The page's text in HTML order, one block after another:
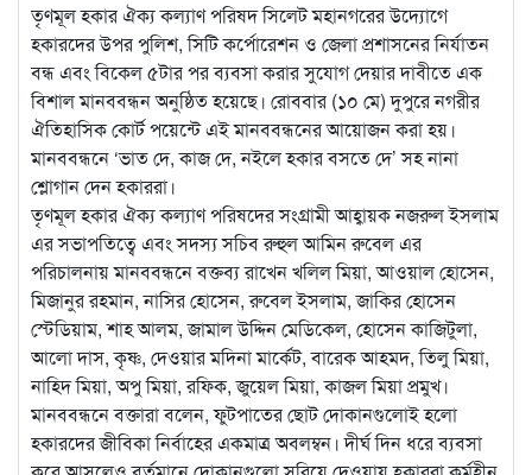
তৃণমূল হকার ঐক্য কল্যাণ পরিষদ সিলেট মহানগরের উদ্যোগে
হকারদের উপর পুলিশ, সিটি কর্পোরেশন ও জেলা প্রশাসনের নির্যাতন
বন্ধ এবং বিকেল ৫টার পর ব্যবসা করার সুযোগ দেয়ার দাবীতে এক
বিশাল মানববন্ধন অনুষ্ঠিত হয়েছে। রোববার (১০ মে) দুপুরে নগরীর
ঐতিহাসিক কোর্ট পয়েন্টে এই মানববন্ধনের আয়োজন করা হয়।
মানববন্ধনে ‘ভাত দে, কাজ দে, নইলে হকার বসতে দে’ সহ নানা
শ্লোগান দেন হকাররা।
তৃণমূল হকার ঐক্য কল্যাণ পরিষদের সংগ্রামী আহ্বায়ক নজরুল ইসলাম
এর সভাপতিত্বে এবং সদস্য সচিব রুহুল আমিন রুবেল এর
পরিচালনায় মানববন্ধনে বক্তব্য রাখেন খলিল মিয়া, আওয়াল হোসেন,
মিজানুর রহমান, নাসির হোসেন, রুবেল ইসলাম, জাকির হোসেন
স্টেডিয়াম, শাহ আলম, জামাল উদ্দিন মেডিকেল, হোসেন কাজিটুলা,
আলো দাস, কৃষ্ণ, দেওয়ার মদিনা মার্কেট, বারেক আহমদ, তিলু মিয়া,
নাহিদ মিয়া, অপু মিয়া, রফিক, জুয়েল মিয়া, কাজল মিয়া প্রমুখ।
মানববন্ধনে বক্তারা বলেন, ফুটপাতের ছোট দোকানগুলোই হলো
হকারদের জীবিকা নির্বাহের একমাত্র অবলম্বন। দীর্ঘ দিন ধরে ব্যবসা